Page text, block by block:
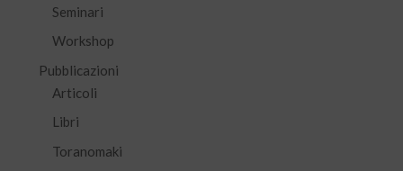
Seminari
Workshop
Pubblicazioni
Articoli
Libri
Toranomaki